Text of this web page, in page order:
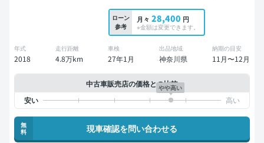
ローン
参考
月々 28,400 円
※金額は変更できます。
年式
2018
走行距離
4.8万km
車検
27年1月
出品地域
神奈川県
納期の目安
11月〜12月
中古車販売店の価格との比較
やや高い
無
料
現車確認を問い合わせる